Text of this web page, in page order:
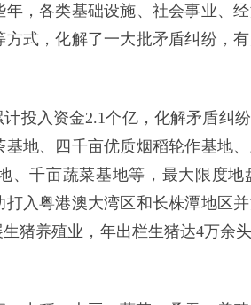
，各类基础设施、社会事业、
式，化解了一大批矛盾纠纷，
投入资金2.1个亿，化解矛盾纠
地、四千亩优质烟稻轮作基地
、千亩蔬菜基地等，最大限度
入粤港澳大湾区和长株潭地区
猪养殖业，年出栏生猪达4万余